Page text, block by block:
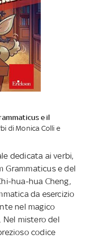
e il
di Monica Colli e
dedicata ai verbi,
Grammaticus e del
hua-hua Cheng,
da esercizio
nel magico
Nel mistero del
codice